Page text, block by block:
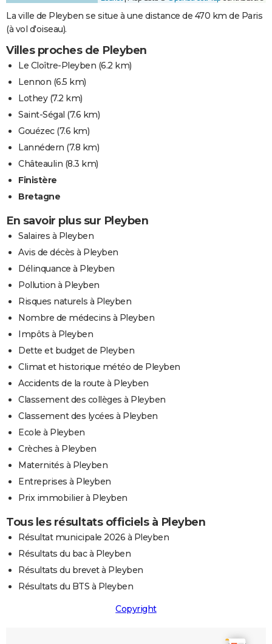
La ville de Pleyben se situe à une distance de 470 km de Paris
(à vol d'oiseau).
Villes proches de Pleyben
Le Cloître-Pleyben (6.2 km)
Lennon (6.5 km)
Lothey(7.2 km)
Saint-Ségal (7.6 km)
Gouézec(7.6 km)
Lannédern (7.8 km)
Châteaulin (8.3 km)
Finistère
Bretagne
En savoir plus sur Pleyben
Salaires à Pleyben
Avis de décès à Pleyben
Délinquance à Pleyben
Pollution à Pleyben
Risques naturels à Pleyben
Nombre de médecins à Pleyben
Impôts à Pleyben
Dette et budget de Pleyben
Climat et historique météo de Pleyben
Accidents de la route à Pleyben
Classement des collèges à Pleyben
Classement des lycées à Pleyben
Ecole à Pleyben
Crèches à Pleyben
Maternités à Pleyben
Entreprises à Pleyben
Prix immobilier à Pleyben
Tous les résultats officiels à Pleyben
Résultat municipale 2026 à Pleyben
Résultats du bac à Pleyben
Résultats du brevet à Pleyben
Résultats du BTS à Pleyben
Copyright